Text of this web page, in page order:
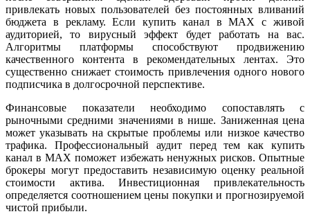
привлекать новых пользователей без постоянных вливаний
бюджета в рекламу. Если купить канал в MAX с живой
аудиторией, то вирусный эффект будет работать на вас.
Алгоритмы платформы способствуют продвижению
качественного контента в рекомендательных лентах. Это
существенно снижает стоимость привлечения одного нового
подписчика в долгосрочной перспективе.
Финансовые показатели необходимо сопоставлять с
рыночными средними значениями в нише. Заниженная цена
может указывать на скрытые проблемы или низкое качество
трафика. Профессиональный аудит перед тем как купить
канал в MAX поможет избежать ненужных рисков. Опытные
брокеры могут предоставить независимую оценку реальной
стоимости актива. Инвестиционная привлекательность
определяется соотношением цены покупки и прогнозируемой
чистой прибыли.